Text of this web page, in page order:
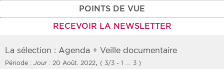
POINTS DE VUE
RECEVOIR LA NEWSLETTER
La sélection : Agenda + Veille documentaire
Période : Jour : 20 Août. 2022, ( 3/3 - 1 … 3 )